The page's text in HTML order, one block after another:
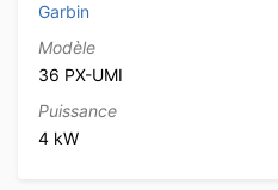
Garbin
Modèle
36 PX-UMI
Puissance
4 kW